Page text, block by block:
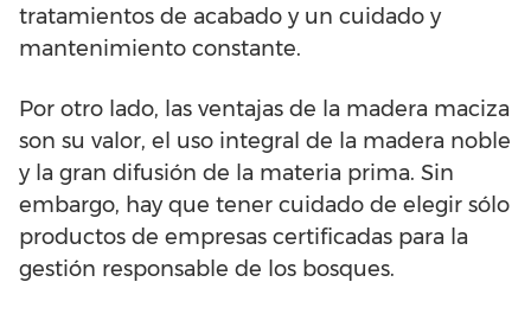
tratamientos de acabado y un cuidado y
mantenimiento constante.
Por otro lado, las ventajas de la madera maciza
son su valor, el uso integral de la madera noble
y la gran difusión de la materia prima. Sin
embargo, hay que tener cuidado de elegir sólo
productos de empresas certificadas para la
gestión responsable de los bosques.